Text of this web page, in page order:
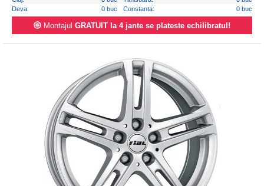
Deva:
0 buc Constanta: 0 buc
Montajul GRATUIT la 4 jante se plateste echilibratul!